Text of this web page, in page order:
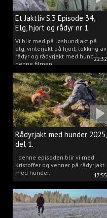
22:32
Et Jaktliv S.3 Episode 34,
Elg, hjort og rådyr nr 1.
2025
Vi blir med på løshundjakt på
elg, vinterjakt på hjort, lokking av
rådyr og rådyrjakt med hund i
denne filmen.
17:55
Rådyrjakt med hunder 2025,
del 1.
I denne episoden blir vi med
Kristoffer og venner på rådyrjakt
med hunder.